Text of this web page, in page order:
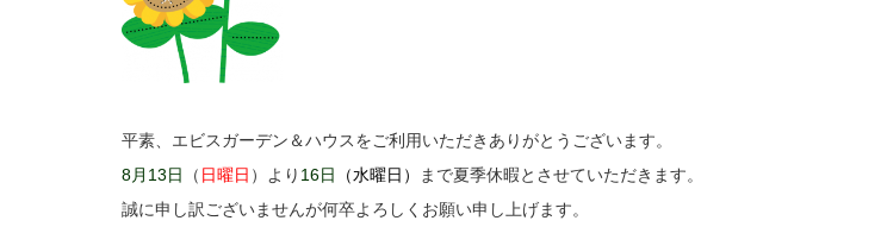
平素、エビスガーデン＆ハウスをご利用いただきありがとうございます。
8月13日
（ 日曜日 ）より 16日 （水曜日 ）
まで夏季休暇とさせていただきます。
誠に申し訳ございませんが何卒よろしくお願い申し上げます。